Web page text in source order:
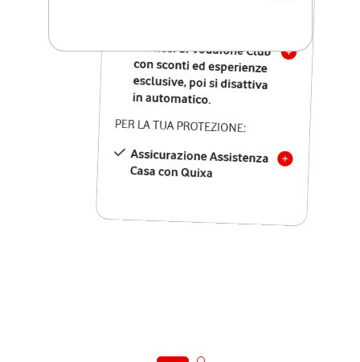
12 mesi di Vodafone Club
con sconti ed esperienze
esclusive, poi si disattiva
in automatico.
PER LA TUA PROTEZIONE:
Assicurazione Assistenza
Casa con Quixa